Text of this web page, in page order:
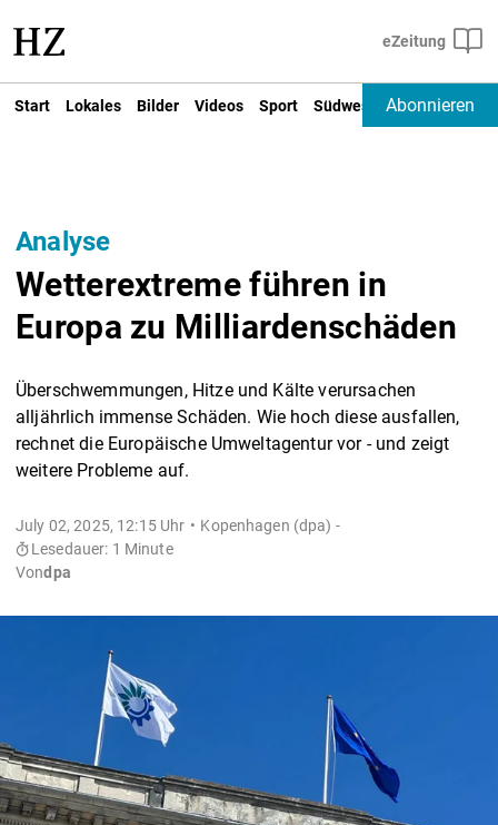
Start Lokales Bilder Videos Sport Südwest Deutschland
Abonnieren
Analyse
Wetterextreme führen in
Europa zu Milliardenschäden
Überschwemmungen, Hitze und Kälte verursachen
alljährlich immense Schäden. Wie hoch diese ausfallen,
rechnet die Europäische Umweltagentur vor - und zeigt
weitere Probleme auf.
July 02, 2025, 12:15 Uhr
Kopenhagen (dpa) -
Lesedauer: 1 Minute
Vondpa